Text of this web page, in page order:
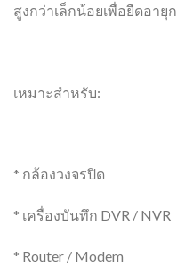
สูงกว่าเล็กน้อยเพื่อยืดอายุ
เหมาะสำหรับ:
* กล้องวงจรปิด
* เครื่องบันทึก DVR / NVR
* Router / Modem